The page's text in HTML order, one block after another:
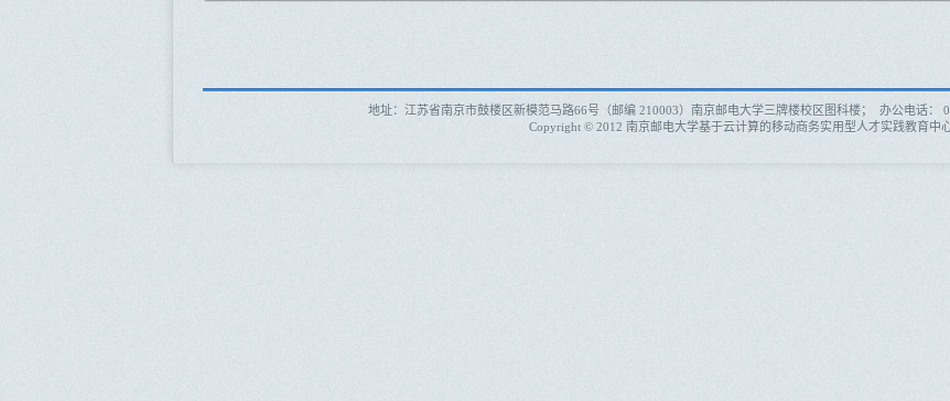
地址：江苏省南京市鼓楼区新模范马路66号（邮编 210003）南京邮电大学三牌楼校区图科楼； 办公电话：
Copyright © 2012 南京邮电大学基于云计算的移动商务实用型人才实践教育中